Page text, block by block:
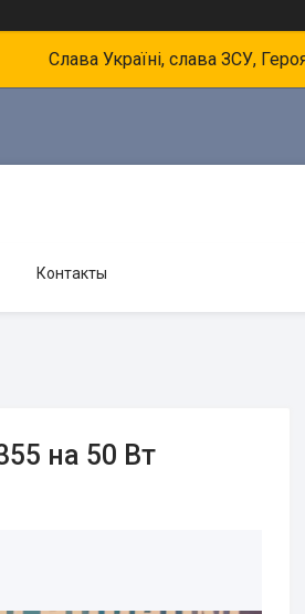
Слава Україні, слава ЗСУ,
Контакты
на 50 Вт